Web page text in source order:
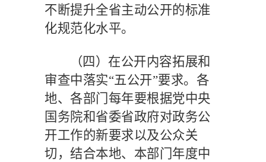
不断提升全省主动公开的标准
化规范化水平。
（四）在公开内容拓展和
审查中落实“五公开”要求。各
地、各部门每年要根据党中央
国务院和省委省政府对政务公
开工作的新要求以及公众关
切，结合本地、本部门年度中